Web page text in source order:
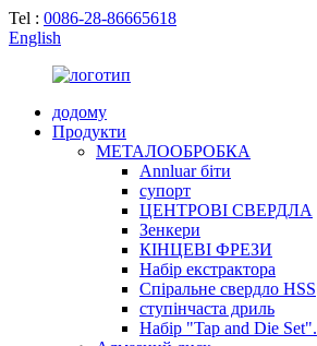
Tel : 0086-28-86665618
English
додому
Продукти
МЕТАЛООБРОБКА
Annluar біти
супорт
ЦЕНТРОВІ СВЕРДЛА
Зенкери
КІНЦЕВІ ФРЕЗИ
Набір екстрактора
Спіральне свердло HSS
ступінчаста дриль
Набір "Tap and Die Set".